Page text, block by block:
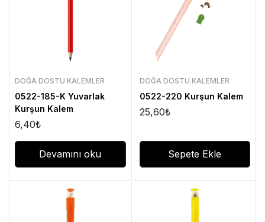
DOĞA DOSTU KALEMLER
0522-185-K Yuvarlak
Kurşun Kalem
6,40₺
Devamını oku
DOĞA DOSTU KALEMLER
0522-220 Kurşun Kalem
25,60₺
Sepete Ekle